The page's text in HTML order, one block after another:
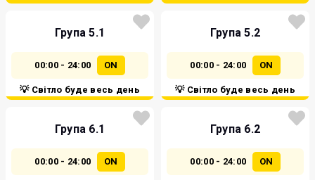
Група 5.1
00:00 - 24:00 ON
💡 Світло буде весь день
Група 5.2
00:00 - 24:00 ON
💡 Світло буде весь день
Група 6.1
00:00 - 24:00 ON
Група 6.2
00:00 - 24:00 ON